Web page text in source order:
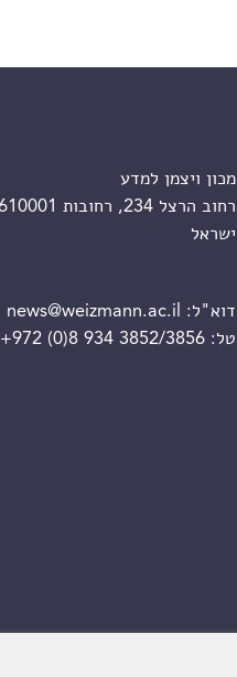
מכון ויצמן למדע
רחוב הרצל 234, רחובות 7610001
ישראל
דוא"ל:
news@weizmann.ac.il
טל:+972 (0)8 934 3852/3856